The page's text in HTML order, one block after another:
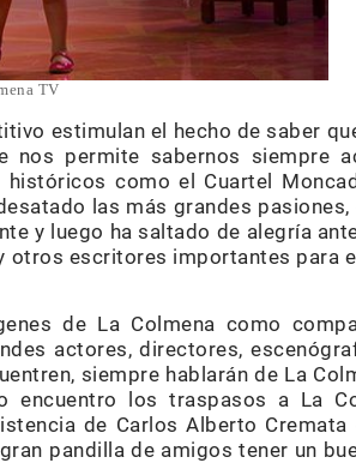
TV
estimulan el hecho de saber
permite sabernos siempre
como el Cuartel
las más grandes pasiones,
y luego ha saltado de alegría
otros escritores importantes para
de La Colmena como
actores, directores,
siempre hablarán de La
encuentro los traspasos a La
de Carlos Alberto Cremata
pandilla de amigos tener un